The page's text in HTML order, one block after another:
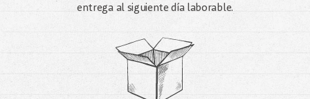
entrega al siguiente día laborable.